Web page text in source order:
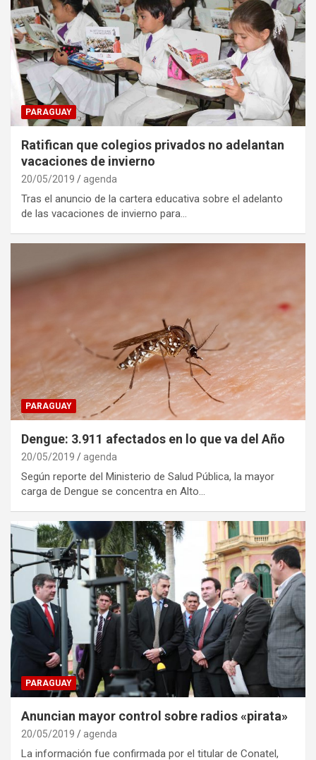
PARAGUAY
Ratifican que colegios privados no adelantan
vacaciones de invierno
20/05/2019 agenda
Tras el anuncio de la cartera educativa sobre el adelanto
de las vacaciones de invierno para…
PARAGUAY
Dengue: 3.911 afectados en lo que va del Año
20/05/2019 agenda
Según reporte del Ministerio de Salud Pública, la mayor
carga de Dengue se concentra en Alto…
PARAGUAY
Anuncian mayor control sobre radios «pirata»
20/05/2019 agenda
La información fue confirmada por el titular de Conatel,